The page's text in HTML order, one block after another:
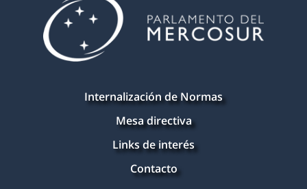
Internalización de Normas
Mesa directiva
Links de interés
Contacto